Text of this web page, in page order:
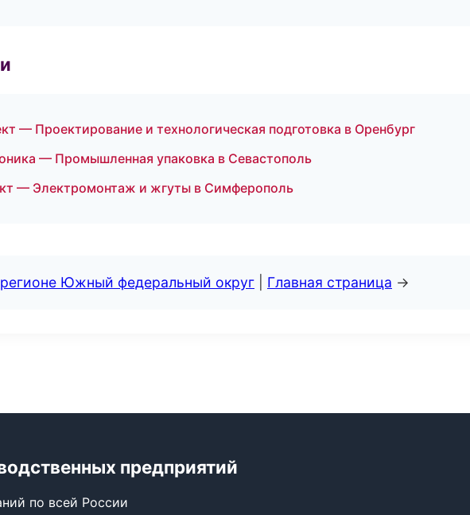
— Проектирование и технологическая подготовка в Оренбург
— Промышленная упаковка в Севастополь
— Электромонтаж и жгуты в Симферополь
Южный федеральный округ Главная страница →
предприятий
по всей России